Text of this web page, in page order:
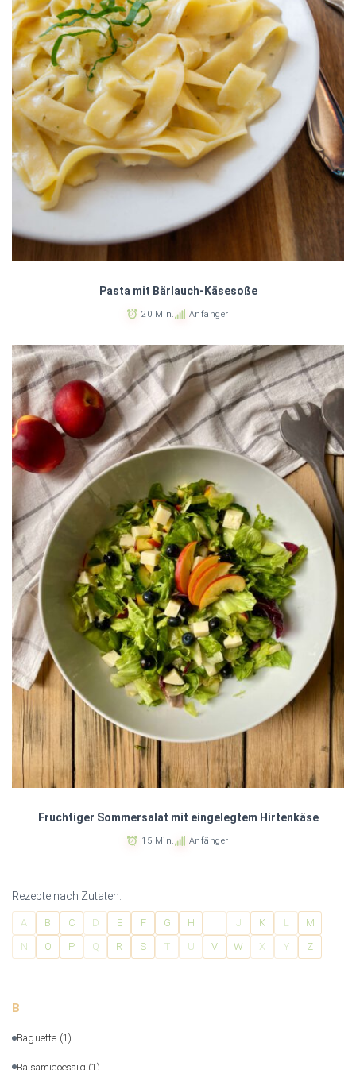
Pasta mit Bärlauch-Käsesoße
20 Min. Anfänger
Fruchtiger Sommersalat mit eingelegtem Hirtenkäse
15 Min. Anfänger
Rezepte nach Zutaten:
A B C D E F G H I J K L
M
N
O P Q R S T U V W X Y Z
B
Baguette (1)
Balsamicoessig (1)